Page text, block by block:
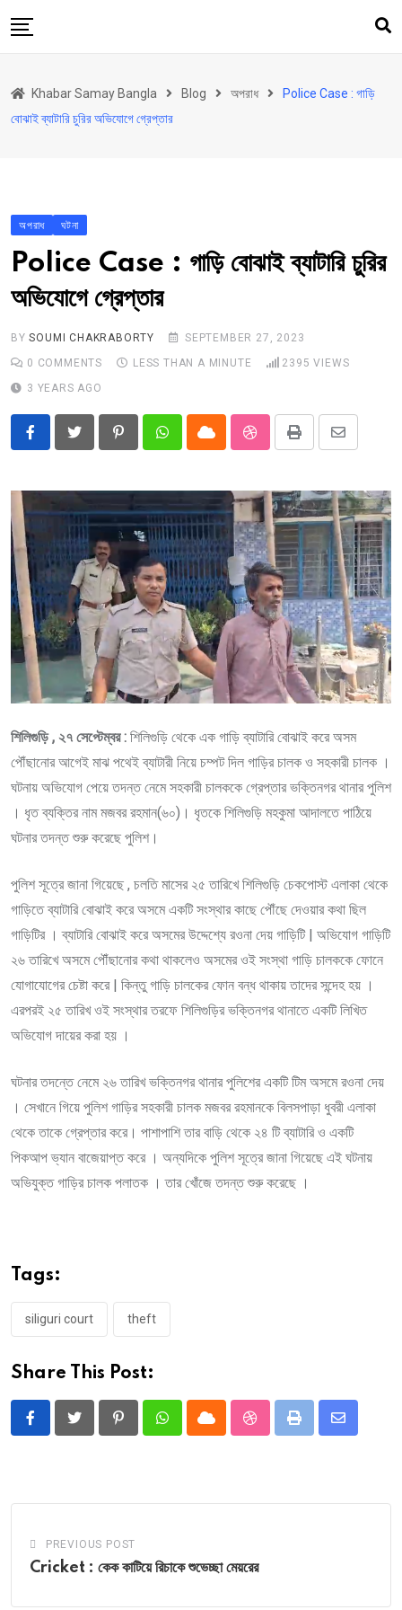
to
উত্তরবঙ্গ
আরও কিছু
Contact
Khabar Samay Hindi
Khabar Samay Bangla Blog অপরাধ
Police Case : গাড়ি
বোঝাই ব্যাটারি চুরির অভিযোগে গ্রেপ্তার
অপরাধ ঘটনা
Police Case : গাড়ি বোঝাই ব্যাটারি চুরির
অভিযোগে গ্রেপ্তার
BYSOUMI CHAKRABORTY
SEPTEMBER 27, 2023
0 COMMENTS LESS THAN A MINUTE 2395 VIEWS
3 YEARS AGO
PinterestWhatsappCloud StumbleUpon
Print
Share
Email
শিলিগুড়ি , ২৭ সেপ্টেম্বর : শিলিগুড়ি থেকে এক গাড়ি ব্যাটারি বোঝাই করে অসম
পৌঁছানোর আগেই মাঝ পথেই ব্যাটারী নিয়ে চম্পট দিল গাড়ির চালক ও সহকারী চালক ।
ঘটনায় অভিযোগ পেয়ে তদন্ত নেমে সহকারী চালককে গ্রেপ্তার ভক্তিনগর থানার পুলিশ
। ধৃত ব্যক্তির নাম মজবর রহমান(৬০)। ধৃতকে শিলিগুড়ি মহকুমা আদালতে পাঠিয়ে
ঘটনার তদন্ত শুরু করেছে পুলিশ।
পুলিশ সূত্রে জানা গিয়েছে , চলতি মাসের ২৫ তারিখে শিলিগুড়ি চেকপোস্ট এলাকা থেকে
গাড়িতে ব্যাটারি বোঝাই করে অসমে একটি সংস্থার কাছে পৌঁছে দেওয়ার কথা ছিল
গাড়িটির । ব্যাটারি বোঝাই করে অসমের উদ্দেশ্যে রওনা দেয় গাড়িটি | অভিযোগ গাড়িটি
২৬ তারিখে অসমে পৌঁছানোর কথা থাকলেও অসমের ওই সংস্থা গাড়ি চালককে ফোনে
যোগাযোগের চেষ্টা করে | কিন্তু গাড়ি চালকের ফোন বন্ধ থাকায় তাদের সন্দেহ হয় ।
এরপরই ২৫ তারিখ ওই সংস্থার তরফে শিলিগুড়ির ভক্তিনগর থানাতে একটি লিখিত
অভিযোগ দায়ের করা হয় ।
ঘটনার তদন্তে নেমে ২৬ তারিখ ভক্তিনগর থানার পুলিশের একটি টিম অসমে রওনা দেয়
। সেখানে গিয়ে পুলিশ গাড়ির সহকারী চালক মজবর রহমানকে বিলসপাড়া ধুবরী এলাকা
থেকে তাকে গ্রেপ্তার করে। পাশাপাশি তার বাড়ি থেকে ২৪ টি ব্যাটারি ও একটি
পিকআপ ভ্যান বাজেয়াপ্ত করে । অন্যদিকে পুলিশ সূত্রে জানা গিয়েছে এই ঘটনায়
অভিযুক্ত গাড়ির চালক পলাতক । তার খোঁজে তদন্ত শুরু করেছে ।
Tags:
siliguri court theft
Share This Post:
PinterestWhatsappCloud StumbleUpon
Print
Share
PREVIOUS POST
Cricket : কেক কাটিয়ে রিচাকে শুভেচ্ছা মেয়রের